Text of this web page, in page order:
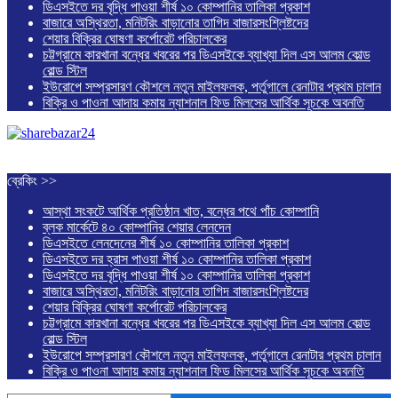
ডিএসইতে দর বৃদ্ধি পাওয়া শীর্ষ ১০ কোম্পানির তালিকা প্রকাশ
বাজারে অস্থিরতা, মনিটরিং বাড়ানোর তাগিদ বাজারসংশ্লিষ্টদের
শেয়ার বিক্রির ঘোষণা কর্পোরেট পরিচালকের
চট্টগ্রামে কারখানা বন্ধের খবরের পর ডিএসইকে ব্যাখ্যা দিল এস আলম কোল্ড
রোল্ড স্টিল
ইউরোপে সম্প্রসারণ কৌশলে নতুন মাইলফলক, পর্তুগালে রেনাটার প্রথম চালান
বিক্রি ও পাওনা আদায় কমায় ন্যাশনাল ফিড মিলসের আর্থিক সূচকে অবনতি
ব্রেকিং >>
আস্থা সংকটে আর্থিক প্রতিষ্ঠান খাত, বন্ধের পথে পাঁচ কোম্পানি
ব্লক মার্কেটে ৪০ কোম্পানির শেয়ার লেনদেন
ডিএসইতে লেনদেনের শীর্ষ ১০ কোম্পানির তালিকা প্রকাশ
ডিএসইতে দর হ্রাস পাওয়া শীর্ষ ১০ কোম্পানির তালিকা প্রকাশ
ডিএসইতে দর বৃদ্ধি পাওয়া শীর্ষ ১০ কোম্পানির তালিকা প্রকাশ
বাজারে অস্থিরতা, মনিটরিং বাড়ানোর তাগিদ বাজারসংশ্লিষ্টদের
শেয়ার বিক্রির ঘোষণা কর্পোরেট পরিচালকের
চট্টগ্রামে কারখানা বন্ধের খবরের পর ডিএসইকে ব্যাখ্যা দিল এস আলম কোল্ড
রোল্ড স্টিল
ইউরোপে সম্প্রসারণ কৌশলে নতুন মাইলফলক, পর্তুগালে রেনাটার প্রথম চালান
বিক্রি ও পাওনা আদায় কমায় ন্যাশনাল ফিড মিলসের আর্থিক সূচকে অবনতি